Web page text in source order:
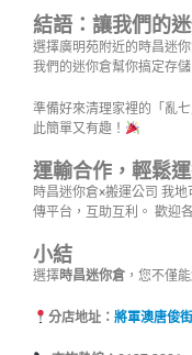
結語：讓我們的
選擇廣明苑附近的時昌迷
我們的迷你倉幫你搞定存
準備好來清理家裡的「亂
此簡單又有趣！
運輸合作，輕鬆
時昌迷你倉×搬運公司 我
傳平台，互助互利。 歡迎
小結
選擇時昌迷你倉 ，您不僅
分店地址： 將軍澳唐俊